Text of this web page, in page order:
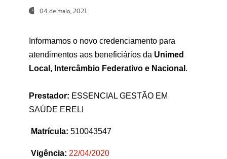
04 de maio, 2021
Informamos o novo credenciamento para
atendimentos aos beneficiários da Unimed
Local, Intercâmbio Federativo e Nacional .
Prestador: ESSENCIAL GESTÃO EM
SAÚDE ERELI
Matrícula: 510043547
Vigência: 22/04/2020